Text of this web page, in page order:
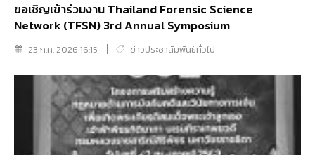
ขอเชิญเข้าร่วมงาน Thailand Forensic Science
Network (TFSN) 3rd Annual Symposium
23 ก.ค. 2026 16:15 ข่าวประชาสัมพันธ์ทั่วไป